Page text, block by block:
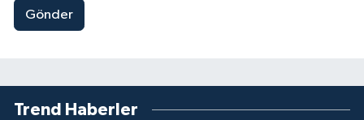
Gönder
Trend Haberler